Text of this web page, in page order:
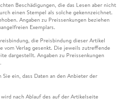
Beschädigungen, die das Lesen aber nicht
einen Stempel als solche gekennzeichnet.
Angaben zu Preissenkungen beziehen
Exemplars.
die Preisbindung dieser Artikel
vom Verlag gesenkt. Die jeweils zutreffende
dargestellt. Angaben zu Preissenkungen
ein, dass Daten an den Anbieter der
nach Ablauf des auf der Artikelseite